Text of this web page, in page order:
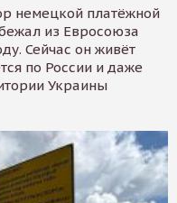
немецкой платёжной
из Евросоюза
Сейчас он живёт
по России и даже
Украины